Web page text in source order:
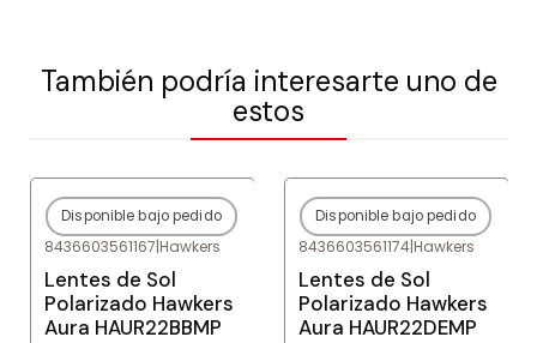
También podría interesarte uno de
estos
-80%OFF
Agotado
Disponible bajo pedido
8436603561167|Hawkers
Lentes de Sol
Polarizado Hawkers
Aura HAUR22BBMP
-80%OFF
Agotado
Disponible bajo pedido
8436603561174|Hawkers
Lentes de Sol
Polarizado Hawkers
Aura HAUR22DEMP